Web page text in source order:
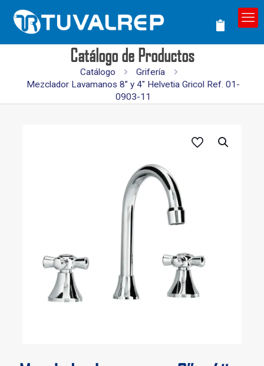
Catálogo de Productos
Catálogo
Grifería
Mezclador Lavamanos 8” y 4″ Helvetia Gricol Ref. 01-
0903-11